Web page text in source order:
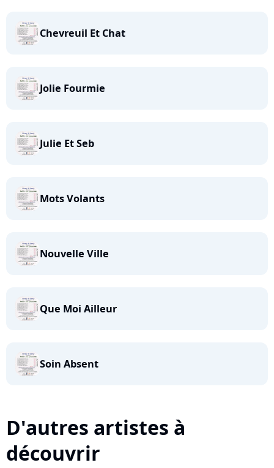
Chevreuil Et Chat
Jolie Fourmie
Julie Et Seb
Mots Volants
Nouvelle Ville
Que Moi Ailleur
Soin Absent
D'autres artistes à
découvrir